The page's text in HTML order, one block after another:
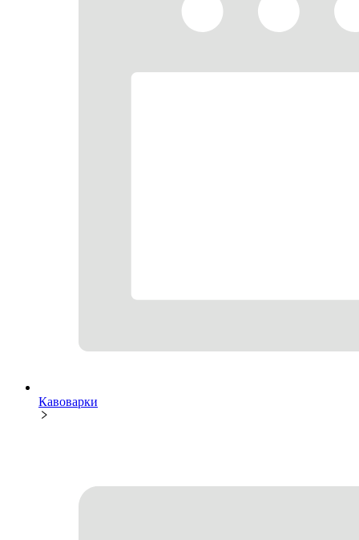
Кавоварки